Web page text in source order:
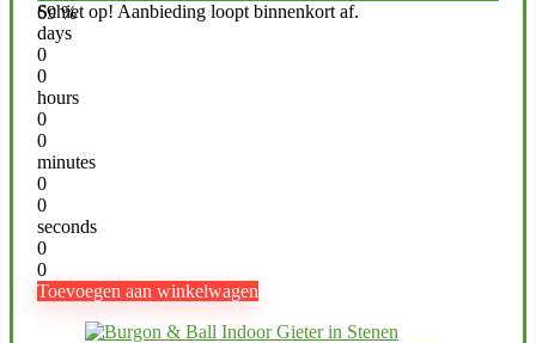
69 %
Schiet op! Aanbieding loopt binnenkort af.
days
0
0
hours
0
0
minutes
0
0
seconds
0
0
Toevoegen aan winkelwagen